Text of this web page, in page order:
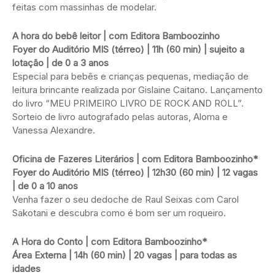
feitas com massinhas de modelar.
A hora do bebê leitor | com Editora Bamboozinho
Foyer do Auditório MIS (térreo) | 11h (60 min) | sujeito a
lotação | de 0 a 3 anos
Especial para bebês e crianças pequenas, mediação de
leitura brincante realizada por Gislaine Caitano. Lançamento
do livro “MEU PRIMEIRO LIVRO DE ROCK AND ROLL”.
Sorteio de livro autografado pelas autoras, Aloma e
Vanessa Alexandre.
Oficina de Fazeres Literários | com Editora Bamboozinho*
Foyer do Auditório MIS (térreo) | 12h30 (60 min) | 12 vagas
| de 0 a 10 anos
Venha fazer o seu dedoche de Raul Seixas com Carol
Sakotani e descubra como é bom ser um roqueiro.
A Hora do Conto | com Editora Bamboozinho*
Área Externa | 14h (60 min) | 20 vagas | para todas as
idades